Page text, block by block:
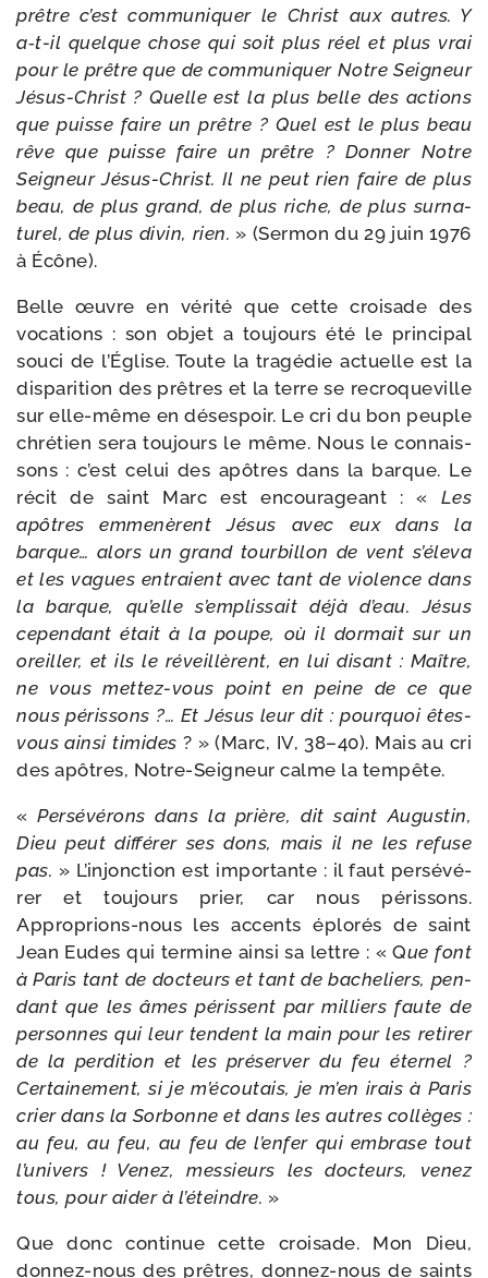
prêtre c’est com­mu­ni­quer le Christ aux autres. Y
a‑t-​il quelque chose qui soit plus réel et plus vrai
pour le prêtre que de com­mu­ni­quer Notre Seigneur
Jésus-​Christ ? Quelle est la plus belle des actions
que puisse faire un prêtre ? Quel est le plus beau
rêve que puisse faire un prêtre ? Donner Notre
Seigneur Jésus-​Christ. Il ne peut rien faire de plus
beau, de plus grand, de plus riche, de plus sur­na­
tu­rel, de plus divin, rien. » (Sermon du 29 juin 1976
à Écône).
Belle œuvre en véri­té que cette croi­sade des
voca­tions : son objet a tou­jours été le prin­ci­pal
sou­ci de l’Église. Toute la tra­gé­die actuelle est la
dis­pa­ri­tion des prêtres et la terre se recro­que­ville
sur elle-​même en déses­poir. Le cri du bon peuple
chré­tien sera tou­jours le même. Nous le connais­
sons : c’est celui des apôtres dans la barque. Le
récit de saint Marc est encou­ra­geant : « Les
apôtres
emme­nèrent Jésus avec eux dans la
barque… alors un grand tour­billon de vent s’éleva
et les vagues entraient avec tant de vio­lence dans
la barque, qu’elle s’emplissait déjà d’eau. Jésus
cepen­dant était à la poupe, où il dor­mait sur un
oreiller, et ils le réveillèrent, en lui disant : Maître,
ne vous mettez-​vous point en peine de ce que
nous péris­sons ?… Et Jésus leur dit : pour­quoi êtes-​
vous ain­si timides ? » (Marc, IV, 38–40). Mais au cri
des apôtres, Notre-​Seigneur calme la tempête.
«Persévérons dans la prière, dit saint Augustin,
Dieu peut dif­fé­rer ses dons, mais il ne les refuse
pas. » L’injonction est impor­tante : il faut per­sé­vé­
rer et tou­jours prier, car nous péris­sons.
Approprions-​nous les accents éplo­rés de saint
Jean Eudes qui ter­mine ain­si sa lettre : « Que font
à Paris tant de doc­teurs et tant de bache­liers, pen­
dant que les âmes péris­sent par mil­liers faute de
per­sonnes qui leur tendent la main pour les reti­rer
de la per­di­tion et les pré­ser­ver du feu éter­nel ?
Certainement, si je m’écoutais, je m’en irais à Paris
crier dans la Sorbonne et dans les autres col­lèges :
au feu, au feu, au feu de l’enfer qui embrase tout
l’univers ! Venez, mes­sieurs les doc­teurs, venez
tous, pour aider à l’éteindre. »
Que donc conti­nue cette croi­sade. Mon Dieu,
donnez-​nous des prêtres, donnez-​nous de saints